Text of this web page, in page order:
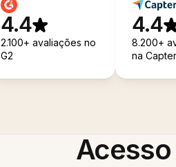
4.4
2.100+ avaliações no
G2
4.4
8.200+
na